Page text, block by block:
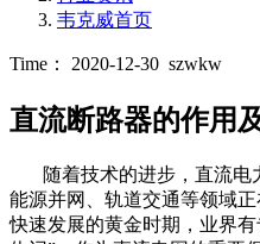
韦克威首页
Time： 2020-12-30 szwkw
直流断路器的作用
随着技术的进步，直流电
能源并网、轨道交通等领域
快速发展的黄金时期，业界